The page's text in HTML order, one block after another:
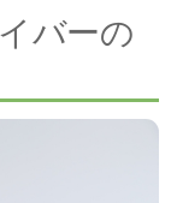
バーの